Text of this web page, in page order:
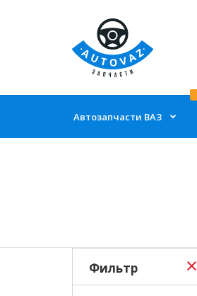
Автозапчасти ВАЗ
Фильтр